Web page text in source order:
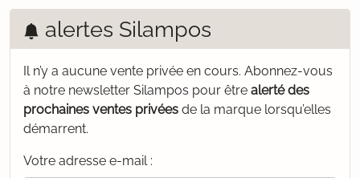
alertes Silampos
Il n’y a aucune vente privée en cours. Abonnez-vous
à notre newsletter Silampos pour être alerté des
prochaines ventes privées de la marque lorsqu’elles
démarrent.
Votre adresse e-mail :